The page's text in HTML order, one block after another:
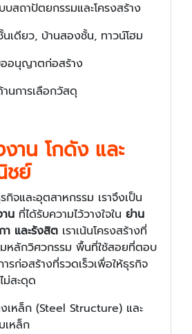
บสถาปัตยกรรมและโครงสร้าง
นเดียว, บ้านสองชั้น, ทาวน์โฮม
ออนุญาตก่อสร้าง
นการเลือกวัสดุ
งาน โกดัง และ
ชย์
กิจและอุตสาหกรรม เราจึงเป็น
น ที่ได้รับความไว้วางใจใน ย่าน
และรังสิต เราเน้นโครงสร้างที่
หลักวิศวกรรม พื้นที่ใช้สอยที่ตอบ
รก่อสร้างที่รวดเร็วเพื่อให้ธุรกิจ
สะดุด
งเหล็ก (Steel Structure) และ
เหล็ก